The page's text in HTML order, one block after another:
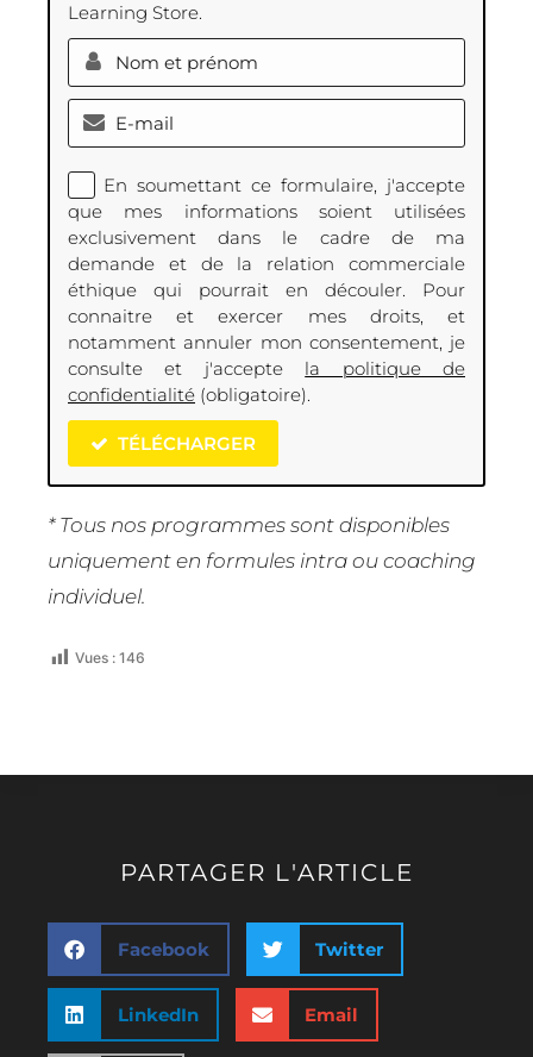
Learning Store.
En soumettant ce formulaire, j'accepte
que mes informations soient utilisées
exclusivement dans le cadre de ma
demande et de la relation commerciale
éthique qui pourrait en découler. Pour
connaitre et exercer mes droits, et
notamment annuler mon consentement, je
consulte et j'accepte la politique de
confidentialité (obligatoire).
TÉLÉCHARGER
* Tous nos programmes sont disponibles
uniquement en formules intra ou coaching
individuel.
Vues : 146
PARTAGER L'ARTICLE
Facebook Twitter
LinkedIn Email